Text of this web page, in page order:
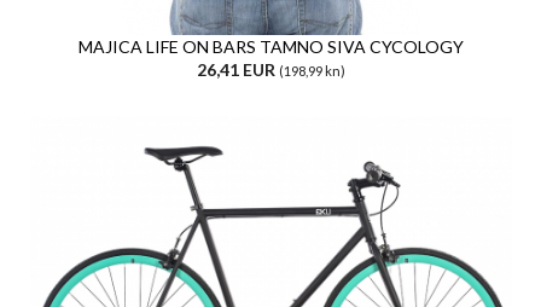
MAJICA LIFE ON BARS TAMNO SIVA CYCOLOGY
26,41 EUR (198,99 kn)